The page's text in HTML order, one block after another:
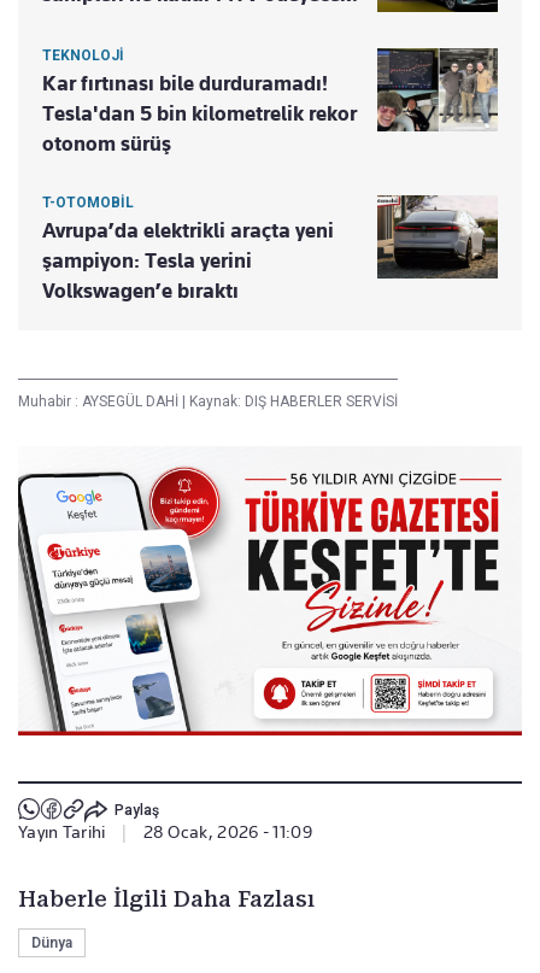
TEKNOLOJİ
Kar fırtınası bile durduramadı!
Tesla'dan 5 bin kilometrelik rekor
otonom sürüş
T-OTOMOBİL
Avrupa’da elektrikli araçta yeni
şampiyon: Tesla yerini
Volkswagen’e bıraktı
Muhabir : AYSEGÜL DAHİ | Kaynak: DIŞ HABERLER SERVİSİ
Paylaş
Yayın Tarihi | 28 Ocak, 2026 - 11:09
Haberle İlgili Daha Fazlası
Dünya